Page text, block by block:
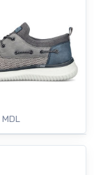
MDL